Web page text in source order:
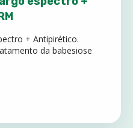
+ Antipirético.
da babesiose